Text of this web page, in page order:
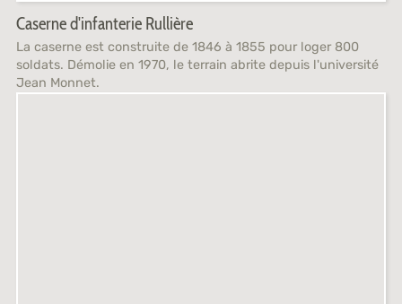
Caserne d'infanterie Rullière
La caserne est construite de 1846 à 1855 pour loger 800
soldats. Démolie en 1970, le terrain abrite depuis l'université
Jean Monnet.